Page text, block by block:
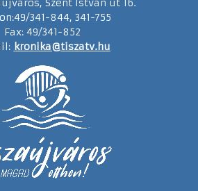
Szent István út 16.
341-844, 341-755
Fax: 49/341-852
kronika@tiszatv.hu